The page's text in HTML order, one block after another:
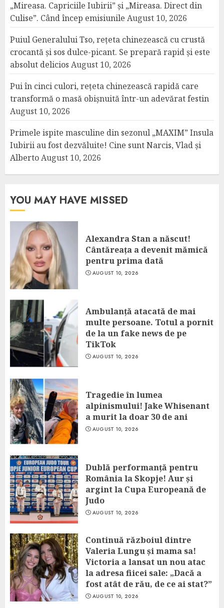
„Mireasa. Capriciile Iubirii” și „Mireasa. Direct din
Culise”. Când încep emisiunile August 10, 2026
Puiul Generalului Tso, rețeta chinezească cu crustă
crocantă și sos dulce-picant. Se prepară rapid și este
absolut delicios August 10, 2026
Pui în cinci culori, rețeta chinezească rapidă care
transformă o masă obișnuită într-un adevărat festin
August 10, 2026
Primele ispite masculine din sezonul „MAXIM” Insula
Iubirii au fost dezvăluite! Cine sunt Narcis, Vlad și
AlbertoAugust 10, 2026
YOU MAY HAVE MISSED
Alexandra Stan a născut!
Cântăreața a devenit mămică
pentru prima dată
AUGUST 10, 2026
Ambulanță atacată de mai
multe persoane. Totul a pornit
de la un fake news de pe
TikTok
AUGUST 10, 2026
Tragedie în lumea
alpinismului! Jake Whisenant
a murit la doar 30 de ani
AUGUST 10, 2026
Dublă performanță pentru
România la Skopje! Aur și
argint la Cupa Europeană de
Judo
AUGUST 10, 2026
Continuă războiul dintre
Valeria Lungu și mama sa!
Victoria a lansat un nou atac
la adresa fiicei sale: „Dacă a
fost atât de rău, de ce ai stat?”
AUGUST 10, 2026